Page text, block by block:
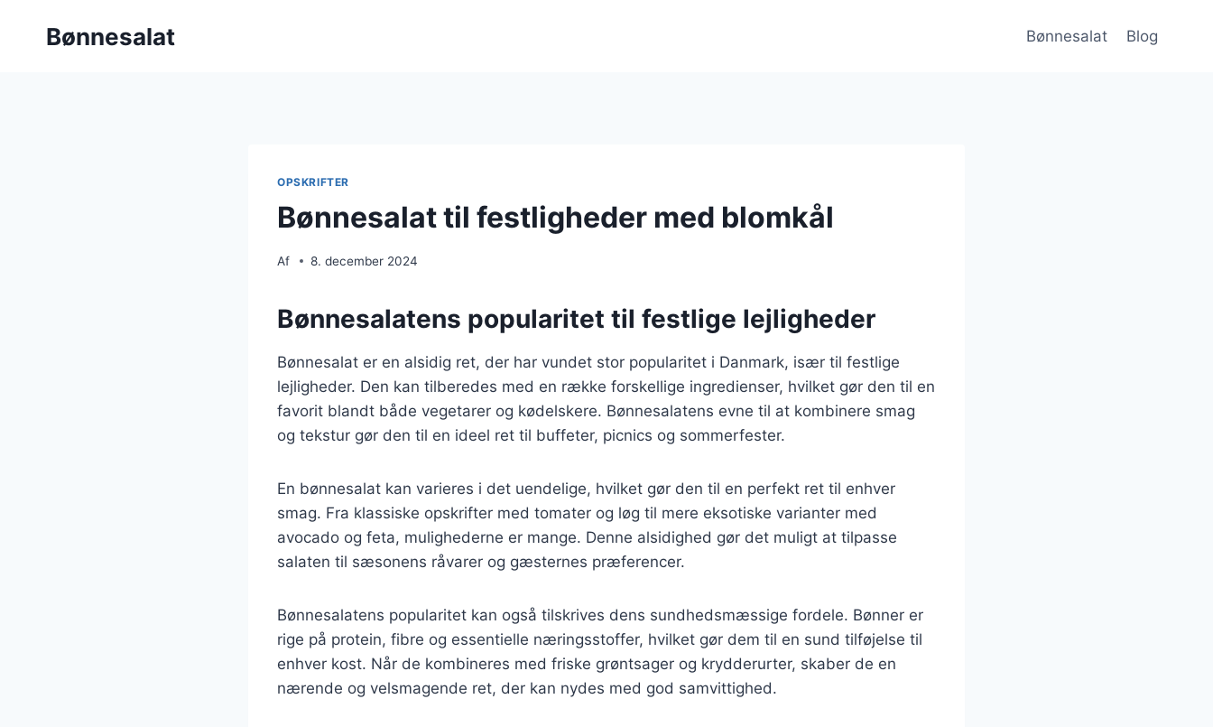
Bønnesalat Bønnesalat Blog
OPSKRIFTER
Bønnesalat til festligheder med blomkål
Af 8. december 2024
Bønnesalatens popularitet til festlige lejligheder
Bønnesalat er en alsidig ret, der har vundet stor popularitet i Danmark, især til festlige
lejligheder. Den kan tilberedes med en række forskellige ingredienser, hvilket gør den til en
favorit blandt både vegetarer og kødelskere. Bønnesalatens evne til at kombinere smag
og tekstur gør den til en ideel ret til buffeter, picnics og sommerfester.
En bønnesalat kan varieres i det uendelige, hvilket gør den til en perfekt ret til enhver
smag. Fra klassiske opskrifter med tomater og løg til mere eksotiske varianter med
avocado og feta, mulighederne er mange. Denne alsidighed gør det muligt at tilpasse
salaten til sæsonens råvarer og gæsternes præferencer.
Bønnesalatens popularitet kan også tilskrives dens sundhedsmæssige fordele. Bønner er
rige på protein, fibre og essentielle næringsstoffer, hvilket gør dem til en sund tilføjelse til
enhver kost. Når de kombineres med friske grøntsager og krydderurter, skaber de en
nærende og velsmagende ret, der kan nydes med god samvittighed.